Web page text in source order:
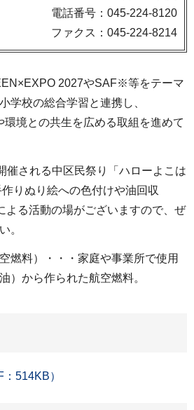
電話番号：045-224-8120
ファクス：045-224-8214
2027やSAF※等をテーマ
学校の総合学習と連携し、
境との共生を広める取組を進めて
催される中区民祭り「ハローよこは
りぬり絵への色付けや油回収
よる活動の場がございますので、ぜ
。
燃料）・・・家庭や事業所で使用
）から作られた航空燃料。
514KB）